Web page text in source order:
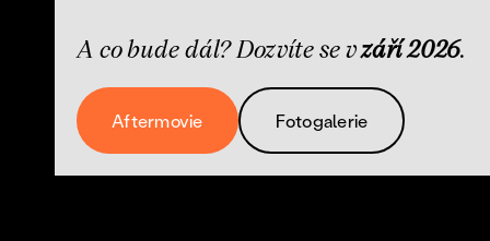
A co bude dál? Dozvíte se vzáří 2026.
Aftermovie Fotogalerie